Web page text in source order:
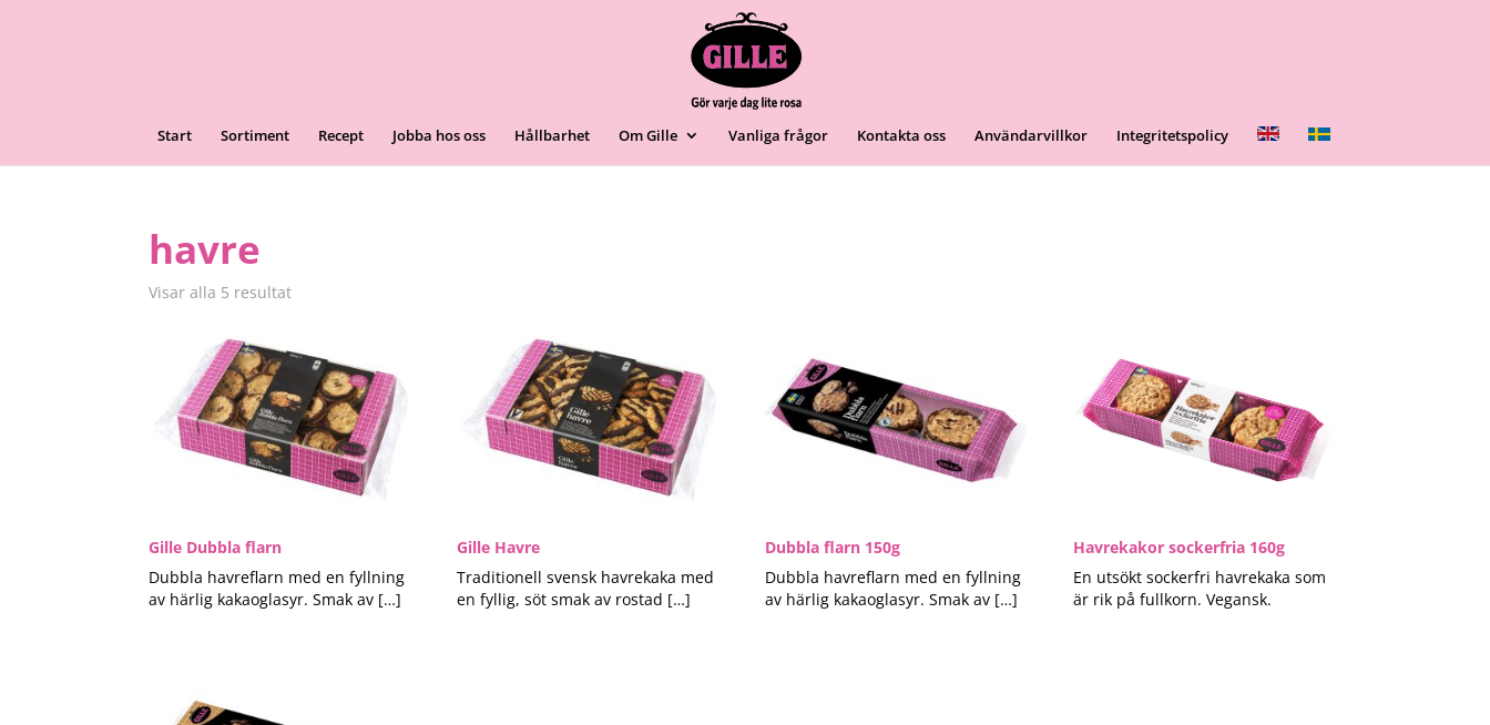
Start Sortiment Recept Jobba hos oss Hållbarhet Om Gille Vanliga frågor Kontakta oss Användarvillkor Integritetspolicy
havre
Visar alla 5 resultat
Gille Dubbla flarn
Dubbla havreflarn med en fyllning
av härlig kakaoglasyr. Smak av […]
Gille Havre
Traditionell svensk havrekaka med
en fyllig, söt smak av rostad […]
Dubbla flarn 150g
Dubbla havreflarn med en fyllning
av härlig kakaoglasyr. Smak av […]
Havrekakor sockerfria 160g
En utsökt sockerfri havrekaka som
är rik på fullkorn. Vegansk.